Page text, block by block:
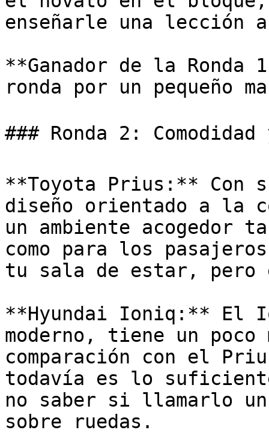
enseñarle una lección
**Ganador de la
ronda por un pequeño
### Ronda 2:
**Toyota Prius:** Con
diseño orientado a la
un ambiente acogedor
como para los
tu sala de estar, pero
**Hyundai Ioniq:** El
moderno, tiene un poco
comparación con el
todavía es lo
no saber si llamarlo
sobre ruedas.